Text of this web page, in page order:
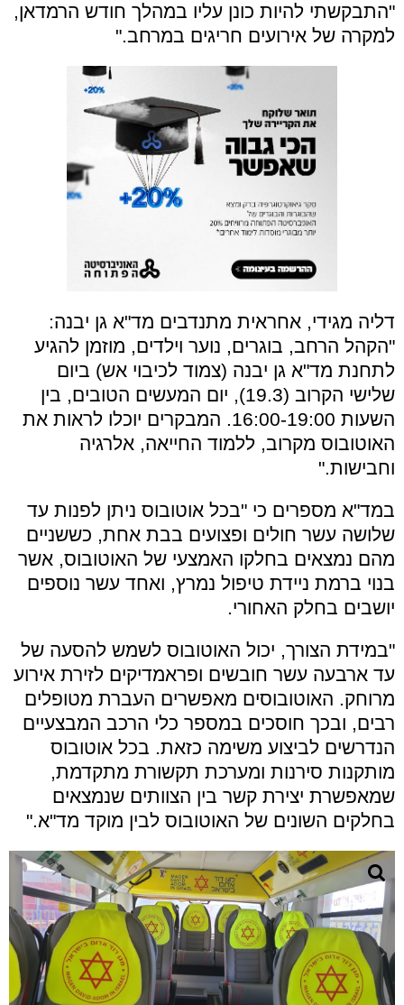
"התבקשתי להיות כונן עליו במהלך חודש הרמדאן,
למקרה של אירועים חריגים במרחב."
דליה מגידי, אחראית מתנדבים מד"א גן יבנה:
"הקהל הרחב, בוגרים, נוער וילדים, מוזמן להגיע
לתחנת מד"א גן יבנה (צמוד לכיבוי אש) ביום
שלישי הקרוב (19.3), יום המעשים הטובים, בין
השעות 16:00-19:00. המבקרים יוכלו לראות את
האוטובוס מקרוב, ללמוד החייאה, אלרגיה
וחבישות."
במד"א מספרים כי "בכל אוטובוס ניתן לפנות עד
שלושה עשר חולים ופצועים בבת אחת, כששניים
מהם נמצאים בחלקו האמצעי של האוטובוס, אשר
בנוי ברמת ניידת טיפול נמרץ, ואחד עשר נוספים
יושבים בחלק האחורי.
"במידת הצורך, יכול האוטובוס לשמש להסעה של
עד ארבעה עשר חובשים ופראמדיקים לזירת אירוע
מרוחק. האוטובוסים מאפשרים העברת מטופלים
רבים, ובכך חוסכים במספר כלי הרכב המבצעיים
הנדרשים לביצוע משימה כזאת. בכל אוטובוס
מותקנות סירנות ומערכת תקשורת מתקדמת,
שמאפשרת יצירת קשר בין הצוותים שנמצאים
בחלקים השונים של האוטובוס לבין מוקד מד"א."